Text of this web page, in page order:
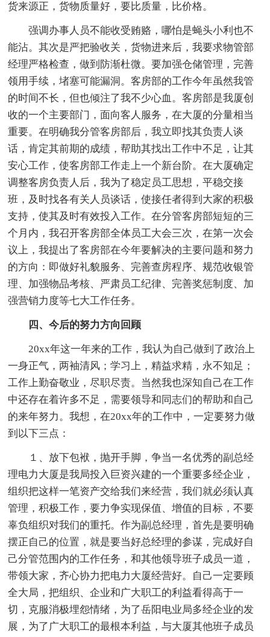
货来源正，货物质量好，要比质量，比价格。
强调办事人员不能收受贿赂，哪怕是蝇头小利也不
能沾。其次是严把验收关，货物进来后，我要求物管部
经理严格检查，做到防渐杜微。要加强仓储管理，完善
领用手续，堵塞可能漏洞。客房部的工作今年虽然我管
的时间不长，但也倾注了我不少心血。客房部是我厦创
收的一个主要部门，面向客人服务，在大厦的分量相当
重要。在明确我分管客房部后，我立即找其负责人谈
话，肯定其前期的成绩，帮助其找出工作中不足，让其
安心工作，使客房部工作走上一个新台阶。在大厦确定
调整客房负责人后，我为了稳定员工思想，平稳交接
班，及时找各有关人员谈话，使接任者得到大家的积极
支持，使其及时有效投入工作。在分管客房部短短的三
个月内，我召开客房部全体员工大会三次，在第一次会
议上，我提出了客房部在今年要解决的主要问题和努力
的方向：即做好礼貌服务、完善查房程序、规范收银管
理、加强物品考核、严肃员工纪律、完善奖惩制度、加
强营销力度等七大工作任务。
四、今后的努力方向回顾
20xx年这一年来的工作，我认为自己做到了政治上
一身正气，两袖清风；学习上，精益求精，永不知足；
工作上勤奋敬业，尽职尽责。当然我也深知自己在工作
中还存在着许多不足，需要领导和同志们的帮助和自己
的来年努力。我想，在20xx年的工作中，一定要努力做
到以下三点：
１、放下包袱，抛开手脚，争当一名优秀的副总经
理电力大厦是我局投入巨资兴建的一个重要多经企业，
组织把这样一笔资产交给我们来经营，我们就必须认真
管理，积极工作，要力争实现保值、增值的目标，不要
辜负组织对我们的重托。作为副总经理，首先是要明确
摆正自己的位置，就是要当好总经理的参谋，完成好自
己分管范围内的工作任务，和其他领导班子成员一道，
带领大家，齐心协力把电力大厦经营好。自己一定要顾
全大局，把组织、企业和广大职工的利益看得高于一
切，克服消极埋怨情绪，为了岳阳电业局多经企业的发
展，为了广大职工的最根本利益，与大厦其他班子成员